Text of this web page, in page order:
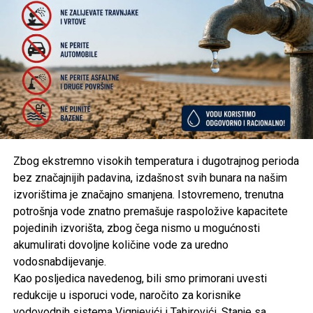
Share
Share
Share
Mail
Zbog ekstremno visokih temperatura i dugotrajnog perioda
bez značajnijih padavina, izdašnost svih bunara na našim
izvorištima je značajno smanjena. Istovremeno, trenutna
potrošnja vode znatno premašuje raspoložive kapacitete
pojedinih izvorišta, zbog čega nismo u mogućnosti
akumulirati dovoljne količine vode za uredno
vodosnabdijevanje.
Kao posljedica navedenog, bili smo primorani uvesti
redukcije u isporuci vode, naročito za korisnike